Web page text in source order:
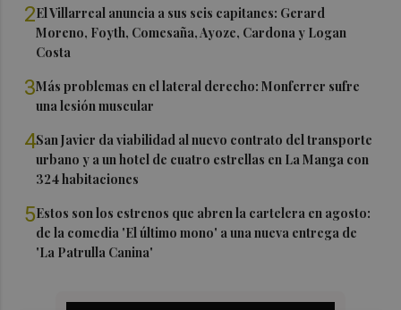
2El Villarreal anuncia a sus seis capitanes: Gerard
Moreno, Foyth, Comesaña, Ayoze, Cardona y Logan
Costa
3Más problemas en el lateral derecho: Monferrer sufre
una lesión muscular
4San Javier da viabilidad al nuevo contrato del transporte
urbano y a un hotel de cuatro estrellas en La Manga con
324 habitaciones
5Estos son los estrenos que abren la cartelera en agosto:
de la comedia 'El último mono' a una nueva entrega de
'La Patrulla Canina'